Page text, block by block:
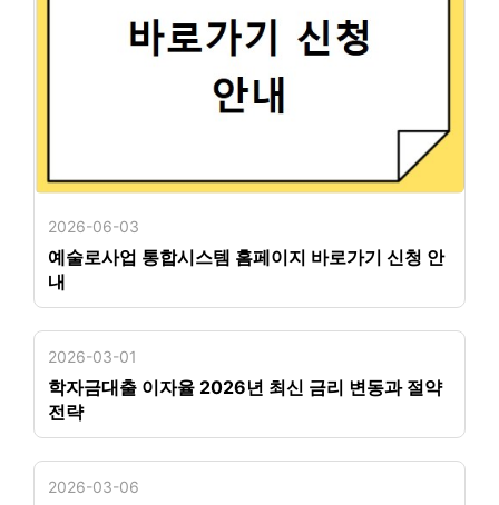
2026-06-03
예술로사업 통합시스템 홈페이지 바로가기 신청 안
내
2026-03-01
학자금대출 이자율 2026년 최신 금리 변동과 절약
전략
2026-03-06